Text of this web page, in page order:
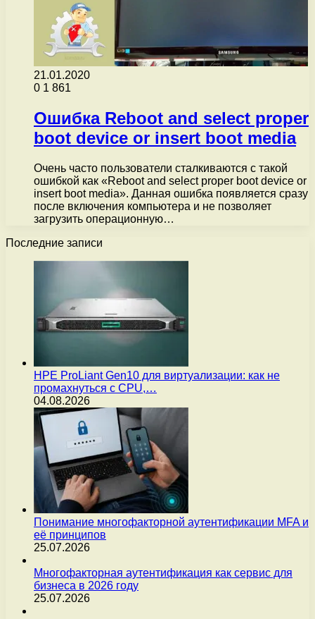
21.01.2020
0 1 861
Ошибка Reboot and select proper
boot device or insert boot media
Очень часто пользователи сталкиваются с такой
ошибкой как «Reboot and select proper boot device or
insert boot media». Данная ошибка появляется сразу
после включения компьютера и не позволяет
загрузить операционную…
Последние записи
HPE ProLiant Gen10 для виртуализации: как не
промахнуться с CPU,…
04.08.2026
Понимание многофакторной аутентификации MFA и
её принципов
25.07.2026
Многофакторная аутентификация как сервис для
бизнеса в 2026 году
25.07.2026